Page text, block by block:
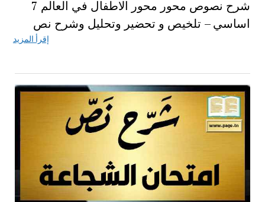
شرح نصوص محور محور الاطفال في العالم 7
اساسي – تلخيص و تحضير وتحليل وشرح نص
إقرأ المزيد